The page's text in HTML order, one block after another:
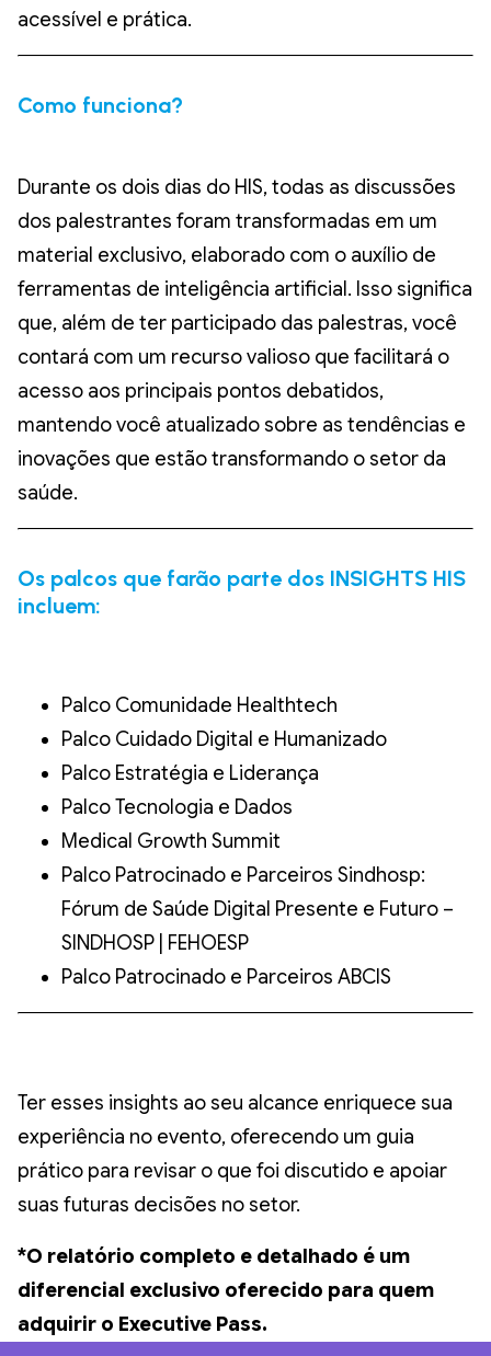
acessível e prática.
Como funciona?
Durante os dois dias do HIS, todas as discussões
dos palestrantes foram transformadas em um
material exclusivo, elaborado com o auxílio de
ferramentas de inteligência artificial. Isso significa
que, além de ter participado das palestras, você
contará com um recurso valioso que facilitará o
acesso aos principais pontos debatidos,
mantendo você atualizado sobre as tendências e
inovações que estão transformando o setor da
saúde.
Os palcos que farão parte dos INSIGHTS HIS
incluem:
Palco Comunidade Healthtech
Palco Cuidado Digital e Humanizado
Palco Estratégia e Liderança
Palco Tecnologia e Dados
Medical Growth Summit
Palco Patrocinado e Parceiros Sindhosp:
Fórum de Saúde Digital Presente e Futuro –
SINDHOSP | FEHOESP
Palco Patrocinado e Parceiros ABCIS
Ter esses insights ao seu alcance enriquece sua
experiência no evento, oferecendo um guia
prático para revisar o que foi discutido e apoiar
suas futuras decisões no setor.
*O relatório completo e detalhado é um
diferencial exclusivo oferecido para quem
adquirir o Executive Pass.